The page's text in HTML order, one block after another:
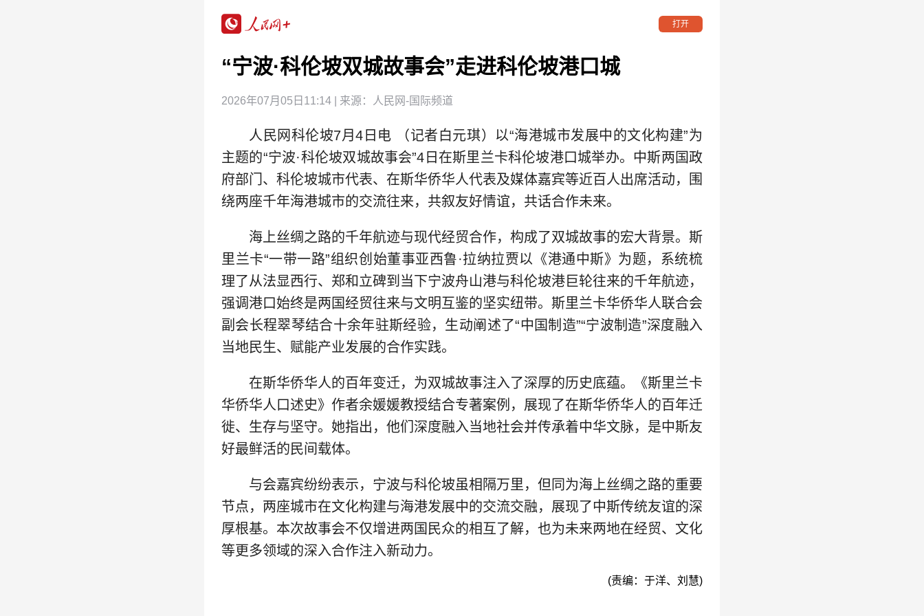
打开
“宁波·科伦坡双城故事会”走进科伦坡港口城
2026年07月05日11:14 | 来源： 人民网-国际频道
人民网科伦坡7月4日电 （记者白元琪）以“海港城市发展中的文化构建”为
主题的“宁波·科伦坡双城故事会”4日在斯里兰卡科伦坡港口城举办。中斯两国政
府部门、科伦坡城市代表、在斯华侨华人代表及媒体嘉宾等近百人出席活动，围
绕两座千年海港城市的交流往来，共叙友好情谊，共话合作未来。
海上丝绸之路的千年航迹与现代经贸合作，构成了双城故事的宏大背景。斯
里兰卡“一带一路”组织创始董事亚西鲁·拉纳拉贾以《港通中斯》为题，系统梳
理了从法显西行、郑和立碑到当下宁波舟山港与科伦坡港巨轮往来的千年航迹，
强调港口始终是两国经贸往来与文明互鉴的坚实纽带。斯里兰卡华侨华人联合会
副会长程翠琴结合十余年驻斯经验，生动阐述了“中国制造”“宁波制造”深度融入
当地民生、赋能产业发展的合作实践。
在斯华侨华人的百年变迁，为双城故事注入了深厚的历史底蕴。《斯里兰卡
华侨华人口述史》作者余媛媛教授结合专著案例，展现了在斯华侨华人的百年迁
徙、生存与坚守。她指出，他们深度融入当地社会并传承着中华文脉，是中斯友
好最鲜活的民间载体。
与会嘉宾纷纷表示，宁波与科伦坡虽相隔万里，但同为海上丝绸之路的重要
节点，两座城市在文化构建与海港发展中的交流交融，展现了中斯传统友谊的深
厚根基。本次故事会不仅增进两国民众的相互了解，也为未来两地在经贸、文化
等更多领域的深入合作注入新动力。
(责编：于洋、刘慧)